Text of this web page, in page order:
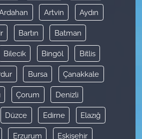
Artvin Aydın
Bartın Batman
Bilecik Bingöl Bitlis
Bursa Çanakkale
Çorum Denizli
Düzce Edirne Elazığ
Erzurum Eskişehir